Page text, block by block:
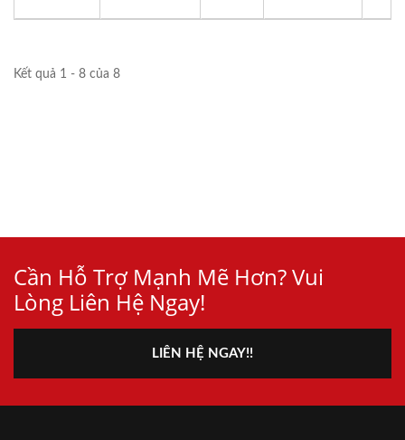
Kết quả 1 - 8 của 8
Cần Hỗ Trợ Mạnh Mẽ Hơn? Vui
Lòng Liên Hệ Ngay!
LIÊN HỆ NGAY!!